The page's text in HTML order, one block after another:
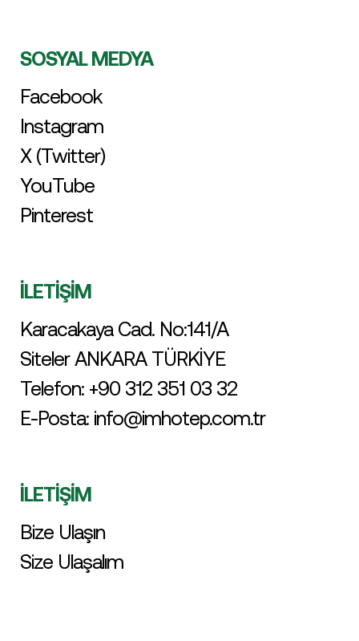
SOSYAL MEDYA
Facebook
Instagram
X (Twitter)
YouTube
Pinterest
İLETİŞİM
Karacakaya Cad. No:141/A
Siteler ANKARA TÜRKİYE
Telefon: +90 312 351 03 32
E-Posta: info@imhotep.com.tr
İLETİŞİM
Bize Ulaşın
Size Ulaşalım